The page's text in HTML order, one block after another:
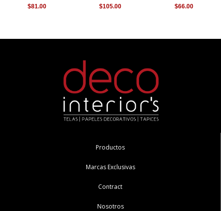
$81.00 $105.00 $66.00
Productos
Marcas Exclusivas
Contract
Nosotros